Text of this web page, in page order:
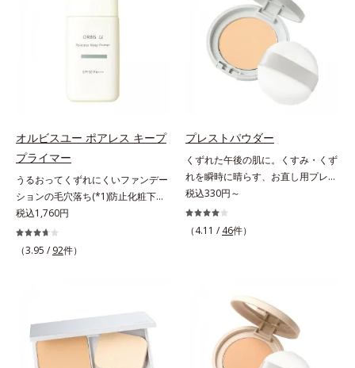
オルビスユー ポアレス キープ
プライマー
うるおってくずれにくいファンデー
ションの毛穴落ち(*1)防止化粧下
地。ファンデーションの毛穴落ち
(*1)防止化粧下地です。毛穴
1/10000サイズのマイクロカバー成
ず、メイクのりがUPします。水分
と皮脂のバランスを整え、乾燥＆ベ
タつきレスに。さらに毛穴周りの肌
にうるおいを与え、キュッと引き締
税込1,760円
（3.95 / 92件）
プレストパウダー
くずれた午後の肌に。くすみ・くず
れを瞬時に晴らす、お直し用プレス
トパウダー。くすみ・くずれを瞬時
に晴らす、お直し用のプレストパウ
ダーです。朝のメイクから時間が経
ションのすき間にフィットし、凹凸
や毛穴をフラットに整えます。また
お直しと同時にうるおいを補給。さ
らに余分な皮脂を吸着して、水分と
税込330円～
（4.11 / 46件）